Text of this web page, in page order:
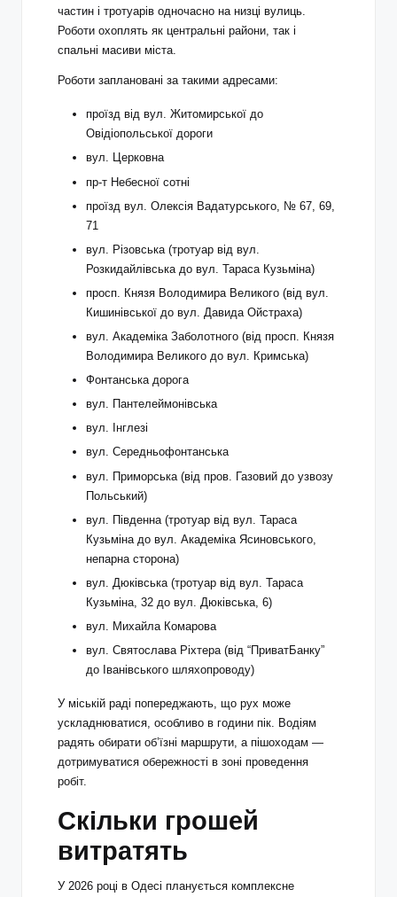
частин і тротуарів одночасно на низці вулиць.
Роботи охоплять як центральні райони, так і
спальні масиви міста.
Роботи заплановані за такими адресами:
проїзд від вул. Житомирської до
Овідіопольської дороги
вул. Церковна
пр-т Небесної сотні
проїзд вул. Олексія Вадатурського, № 67, 69,
71
вул. Різовська (тротуар від вул.
Розкидайлівська до вул. Тараса Кузьміна)
просп. Князя Володимира Великого (від вул.
Кишинівської до вул. Давида Ойстраха)
вул. Академіка Заболотного (від просп. Князя
Володимира Великого до вул. Кримська)
Фонтанська дорога
вул. Пантелеймонівська
вул. Інглезі
вул. Середньофонтанська
вул. Приморська (від пров. Газовий до узвозу
Польський)
вул. Південна (тротуар від вул. Тараса
Кузьміна до вул. Академіка Ясиновського,
непарна сторона)
вул. Дюківська (тротуар від вул. Тараса
Кузьміна, 32 до вул. Дюківська, 6)
вул. Михайла Комарова
вул. Святослава Ріхтера (від “ПриватБанку”
до Іванівського шляхопроводу)
У міській раді попереджають, що рух може
ускладнюватися, особливо в години пік. Водіям
радять обирати об’їзні маршрути, а пішоходам —
дотримуватися обережності в зоні проведення
робіт.
Скільки грошей
витратять
У 2026 році в Одесі планується комплексне